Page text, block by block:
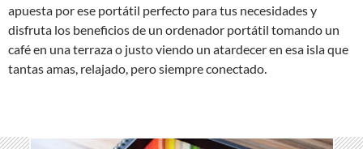
apuesta por ese portátil perfecto para tus necesidades y
disfruta los beneficios de un ordenador portátil tomando un
café en una terraza o justo viendo un atardecer en esa isla que
tantas amas, relajado, pero siempre conectado.